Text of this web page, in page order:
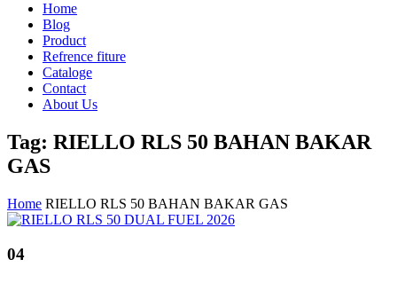
Home
Blog
Product
Refrence fiture
Cataloge
Contact
About Us
Tag: RIELLO RLS 50 BAHAN BAKAR
GAS
Home RIELLO RLS 50 BAHAN BAKAR GAS
04